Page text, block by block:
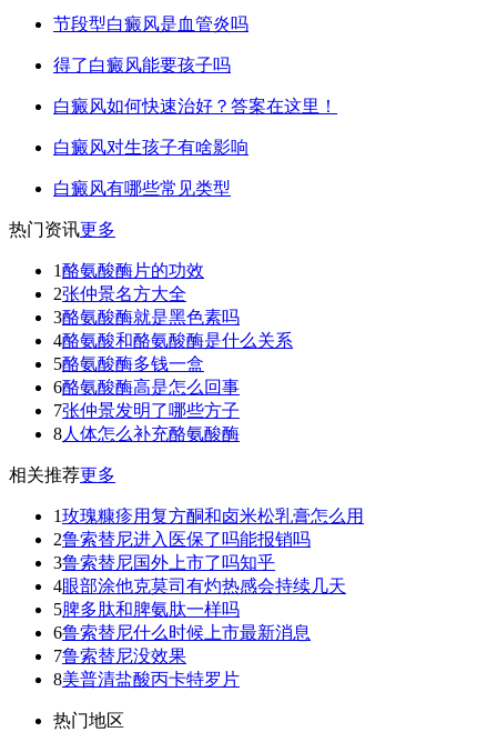
节段型白癜风是血管炎吗
得了白癜风能要孩子吗
白癜风如何快速治好？答案在这里！
白癜风对生孩子有啥影响
白癜风有哪些常见类型
热门资讯更多
1酪氨酸酶片的功效
2张仲景名方大全
3酪氨酸酶就是黑色素吗
4酪氨酸和酪氨酸酶是什么关系
5酪氨酸酶多钱一盒
6酪氨酸酶高是怎么回事
7张仲景发明了哪些方子
8人体怎么补充酪氨酸酶
相关推荐更多
1玫瑰糠疹用复方酮和卤米松乳膏怎么用
2鲁索替尼进入医保了吗能报销吗
3鲁索替尼国外上市了吗知乎
4眼部涂他克莫司有灼热感会持续几天
5脾多肽和脾氨肽一样吗
6鲁索替尼什么时候上市最新消息
7鲁索替尼没效果
8美普清盐酸丙卡特罗片
热门地区